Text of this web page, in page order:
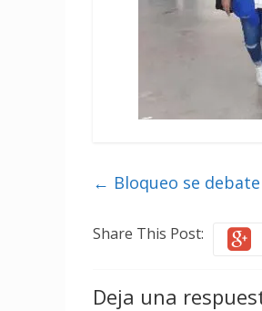
← Bloqueo se
Share This Post:
Deja una